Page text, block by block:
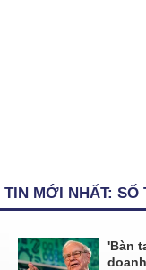
TIN MỚI NHẤT: SỐ
'Bàn